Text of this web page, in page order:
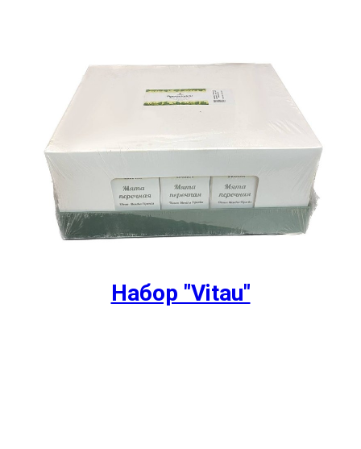
Набор "Vitau"